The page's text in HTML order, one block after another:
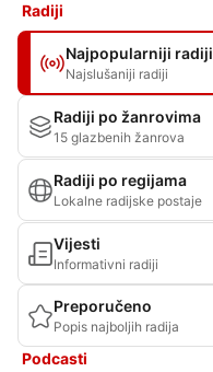
Radiji
Najpopularniji radiji
Najslušaniji radiji
Radiji po žanrovima
15 glazbenih žanrova
Radiji po regijama
Lokalne radijske postaje
Vijesti
Informativni radiji
Preporučeno
Popis najboljih radija
Podcasti